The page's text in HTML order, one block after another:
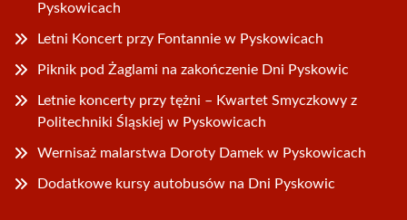
Pyskowicach
Letni Koncert przy Fontannie w Pyskowicach
Piknik pod Żaglami na zakończenie Dni Pyskowic
Letnie koncerty przy tężni – Kwartet Smyczkowy z
Politechniki Śląskiej w Pyskowicach
Wernisaż malarstwa Doroty Damek w Pyskowicach
Dodatkowe kursy autobusów na Dni Pyskowic